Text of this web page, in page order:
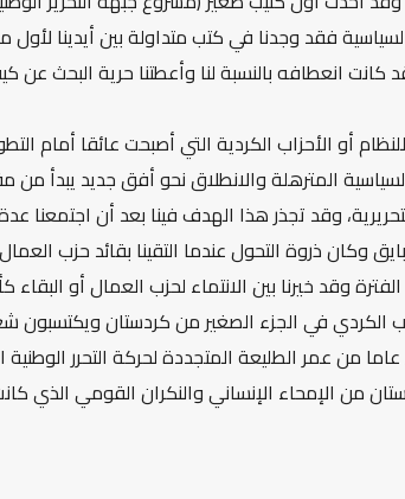
فقد وجدنا في كتب متداولة بين أيدينا لأول
انعطافه بالنسبة لنا وأعطتنا حرية البحث عن
أو الأحزاب الكردية التي أصبحت عائقا أمام
المترهلة والانطلاق نحو أفق جديد يبدأ
وقد تجذر هذا الهدف فينا بعد أن اجتمعنا
ذروة التحول عندما التقينا بقائد حزب
الكردي في الجزء الصغير من كردستان ويكتسبون
من عمر الطليعة المتجددة لحركة التحرر الوطنية
الإمحاء الإنساني والنكران القومي الذي كانت